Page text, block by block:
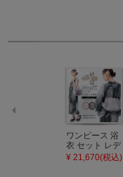
ワンピース 浴
衣 セット レデ
ィース 吸水速
¥ 21,670(税込)